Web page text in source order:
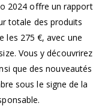
2024 offre un rapport
totale des produits
les 275 €, avec une
Vous y découvrirez
que des nouveautés
sous le signe de la